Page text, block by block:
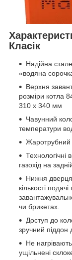
Класік
Надійна
«водяна
Верхня
розміри котла
310 х 340 мм
Чавунний
температури
Жаротрубний
Технологічні
газохід на
Нижня
кількості
чи брикетах.
Доступ до
зручний піддон
Не
ущільнені